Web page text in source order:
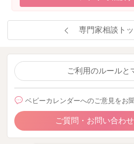
や看護師と話すチャンスがあるでしょ
スタッフになら話せるという相手に、
ちの整理は、気力や努力でできるもの
門職に頼ってください。
正直な気持ちを書いてくださりありが
アヒルさんのご期待されていた回答で
りません。
これまで数多くの家族をみてきた専門
専門家相談ト
ご利用のルールと
ベビーカレンダーへのご意見をお
ご質問・お問い合わ